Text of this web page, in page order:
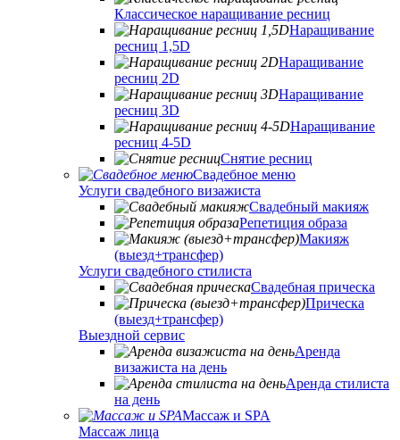
Классическое наращивание ресниц
Наращивание
ресниц 1,5D
Наращивание
ресниц 2D
Наращивание
ресниц 3D
Наращивание
ресниц 4-5D
Снятие ресниц
Свадебное меню
Услуги свадебного визажиста
Свадебный макияж
Репетиция образа
Макияж
(выезд+трансфер)
Услуги свадебного стилиста
Свадебная прическа
Прическа
(выезд+трансфер)
Выездной сервис
Аренда
визажиста на день
Аренда стилиста
на день
Массаж и SPA
Массаж лица